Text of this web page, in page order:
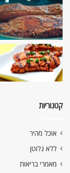
קטגוריות
אוכל מהיר
ללא גלוטן
מאמרי בריאות